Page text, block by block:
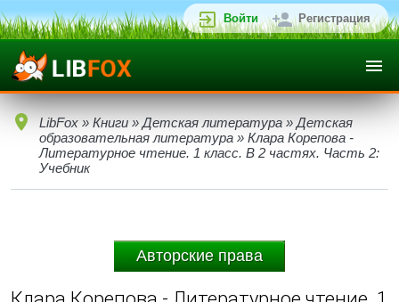
Войти Регистрация
LibFox » Книги » Детская литература » Детская
образовательная литература » Клара Корепова -
Литературное чтение. 1 класс. В 2 частях. Часть 2:
Учебник
Авторские права